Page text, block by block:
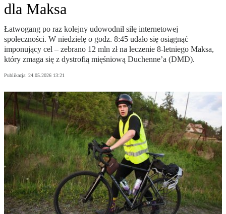
dla Maksa
Łatwogang po raz kolejny udowodnił siłę internetowej
społeczności. W niedzielę o godz. 8:45 udało się osiągnąć
imponujący cel – zebrano 12 mln zł na leczenie 8-letniego Maksa,
który zmaga się z dystrofią mięśniową Duchenne’a (DMD).
Publikacja: 24.05.2026 13:21